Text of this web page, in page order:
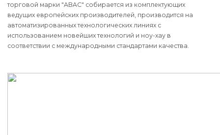
торговой марки "ABAC" собирается из комплектующих
ведущих европейских производителей, производится на
автоматизированных технологических линиях с
использованием новейших технологий и ноу-хау в
соответствии с международными стандартами качества.